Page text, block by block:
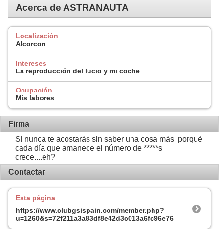
Acerca de ASTRANAUTA
Localización
Alcorcon
Intereses
La reproducción del lucio y mi coche
Ocupación
Mis labores
Firma
Si nunca te acostarás sin saber una cosa más, porqué
cada día que amanece el número de *****s
crece....eh?
Contactar
Esta página
https://www.clubgsispain.com/member.php?
u=1260&s=72f211a3a83df8e42d3c013a6fc96e76